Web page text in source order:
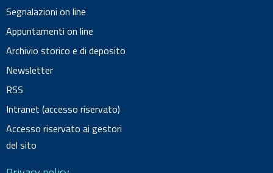
Segnalazioni on line
Appuntamenti on line
Archivio storico e di deposito
Newsletter
RSS
Intranet (accesso riservato)
Accesso riservato ai gestori
del sito